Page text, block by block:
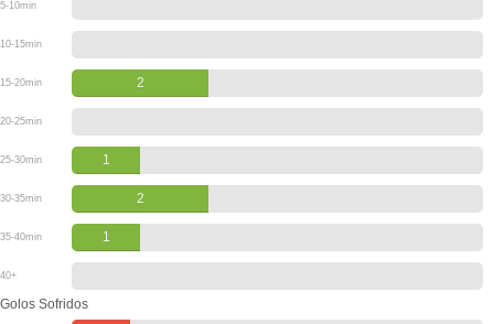
5-10min
10-15min
15-20min 2
20-25min
25-30min 1
30-35min 2
35-40min 1
40+
Golos Sofridos